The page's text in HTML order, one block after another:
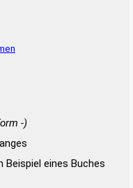
-)
eines Buches